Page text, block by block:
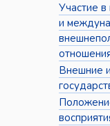
Участие
и
Внешние